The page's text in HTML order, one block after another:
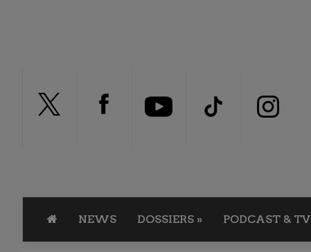
NEWS DOSSIERS » PODCAST & TV